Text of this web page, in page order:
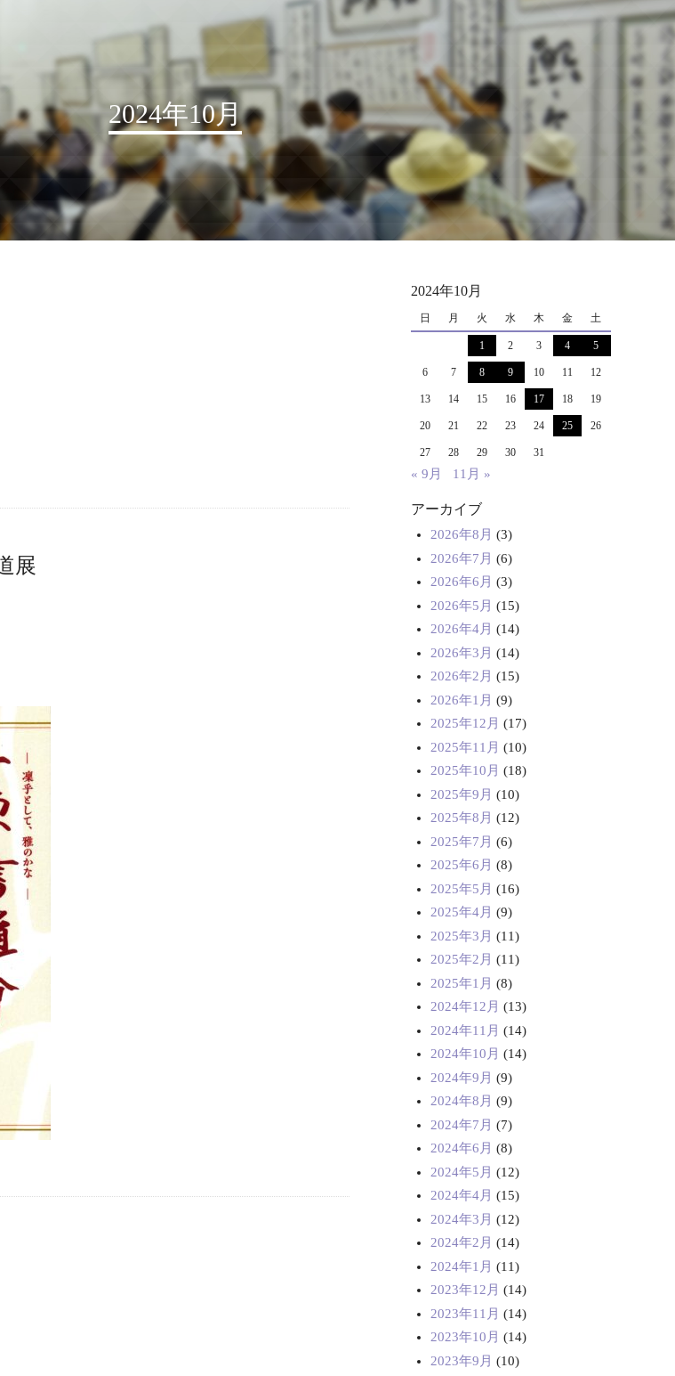
2024年10月
展
2024年10月
日 月 火 水 木 金 土
1 2 3 4 5
6 7 8 9 10 11 12
13 14 15 16 17 18 19
20 21 22 23 24 25 26
27 28 29 30 31
« 9月 11月 »
アーカイブ
2026年8月 (3)
2026年7月 (6)
2026年6月 (3)
2026年5月 (15)
2026年4月 (14)
2026年3月 (14)
2026年2月 (15)
2026年1月 (9)
2025年12月 (17)
2025年11月 (10)
2025年10月 (18)
2025年9月 (10)
2025年8月 (12)
2025年7月 (6)
2025年6月 (8)
2025年5月 (16)
2025年4月 (9)
2025年3月 (11)
2025年2月 (11)
2025年1月 (8)
2024年12月 (13)
2024年11月 (14)
2024年10月 (14)
2024年9月 (9)
2024年8月 (9)
2024年7月 (7)
2024年6月 (8)
2024年5月 (12)
2024年4月 (15)
2024年3月 (12)
2024年2月 (14)
2024年1月 (11)
2023年12月 (14)
2023年11月 (14)
2023年10月 (14)
2023年9月 (10)
お知らせ
読売書法会について
読売書法展